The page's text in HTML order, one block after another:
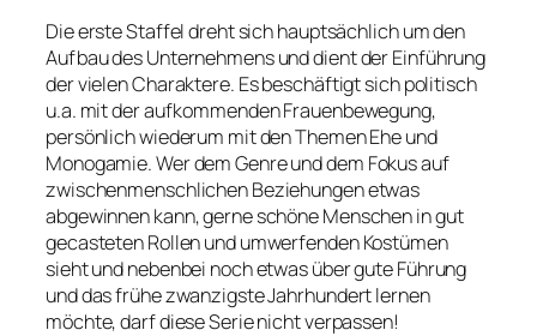
Die erste Staffel dreht sich hauptsächlich um den
Aufbau des Unternehmens und dient der Einführung
der vielen Charaktere. Es beschäftigt sich politisch
u.a. mit der aufkommenden Frauenbewegung,
persönlich wiederum mit den Themen Ehe und
Monogamie. Wer dem Genre und dem Fokus auf
zwischenmenschlichen Beziehungen etwas
abgewinnen kann, gerne schöne Menschen in gut
gecasteten Rollen und umwerfenden Kostümen
sieht und nebenbei noch etwas über gute Führung
und das frühe zwanzigste Jahrhundert lernen
möchte, darf diese Serie nicht verpassen!